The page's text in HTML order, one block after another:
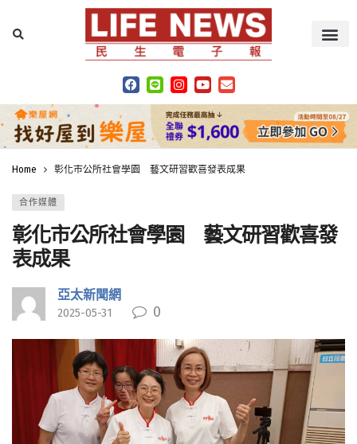
Home 彰化市公所社會學園 藝文研習歡喜發表成果
合作媒體
彰化市公所社會學園 藝文研習歡喜發
表成果
亞太新聞網
2025-05-31 0